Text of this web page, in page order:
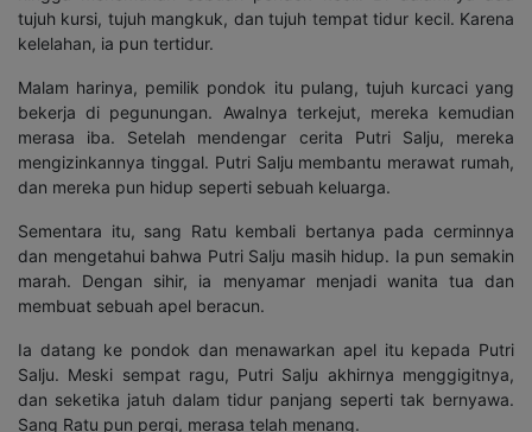
tujuh kursi, tujuh mangkuk, dan tujuh tempat tidur kecil. Karena
kelelahan, ia pun tertidur.
Malam harinya, pemilik pondok itu pulang, tujuh kurcaci yang
bekerja di pegunungan. Awalnya terkejut, mereka kemudian
merasa iba. Setelah mendengar cerita Putri Salju, mereka
mengizinkannya tinggal. Putri Salju membantu merawat rumah,
dan mereka pun hidup seperti sebuah keluarga.
Sementara itu, sang Ratu kembali bertanya pada cerminnya
dan mengetahui bahwa Putri Salju masih hidup. Ia pun semakin
marah. Dengan sihir, ia menyamar menjadi wanita tua dan
membuat sebuah apel beracun.
Ia datang ke pondok dan menawarkan apel itu kepada Putri
Salju. Meski sempat ragu, Putri Salju akhirnya menggigitnya,
dan seketika jatuh dalam tidur panjang seperti tak bernyawa.
Sang Ratu pun pergi, merasa telah menang.